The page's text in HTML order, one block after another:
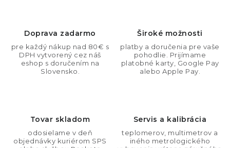
Doprava zadarmo
pre každý nákup nad 80€ s
DPH vytvorený cez náš
eshop s doručením na
Slovensko.
Široké možnosti
platby a doručenia pre vaše
pohodlie. Prijímame
platobné karty, Google Pay
alebo Apple Pay.
Tovar skladom
odosielame v deň
objednávky kuriérom SPS
Servis a kalibrácia
teplomerov, multimetrov a
iného metrologického